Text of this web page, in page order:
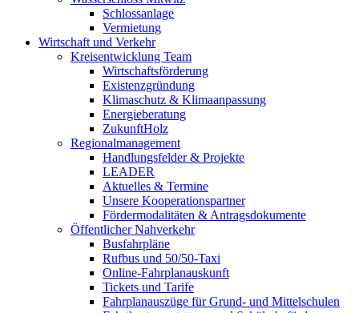
Schlossanlage
Vermietung
Wirtschaft und Verkehr
Kreisentwicklung Team
Wirtschaftsförderung
Existenzgründung
Klimaschutz & Klimaanpassung
Energieberatung
ZukunftHolz
Regionalmanagement
Handlungsfelder & Projekte
LEADER
Aktuelles & Termine
Unsere Kooperationspartner
Fördermodalitäten & Antragsdokumente
Öffentlicher Nahverkehr
Busfahrpläne
Rufbus und 50/50-Taxi
Online-Fahrplanauskunft
Tickets und Tarife
Fahrplanauszüge für Grund- und Mittelschulen